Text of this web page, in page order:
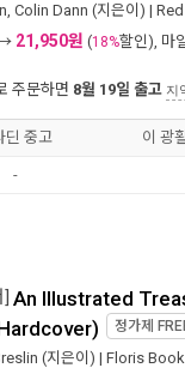
, Colin Dann (지은이) |
21,950원 (18%할인), 마
주문하면 8월 19일 출고 지
딘 중고 이 광
-
An Illustrated
정가제
(지은이) | Floris